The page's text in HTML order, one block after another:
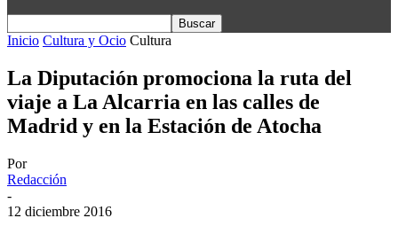
Inicio Cultura y Ocio Cultura
La Diputación promociona la ruta del
viaje a La Alcarria en las calles de
Madrid y en la Estación de Atocha
Por
Redacción
-
12 diciembre 2016